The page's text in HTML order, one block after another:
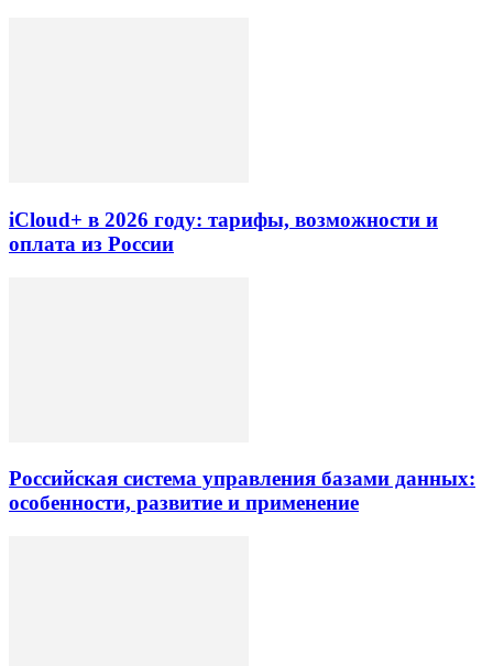
iCloud+ в 2026 году: тарифы, возможности и
оплата из России
Российская система управления базами данных:
особенности, развитие и применение